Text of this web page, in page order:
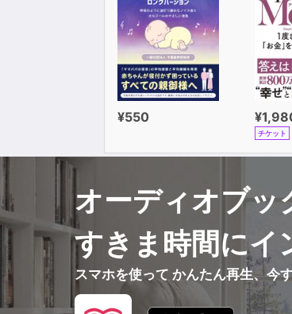
¥550
チケット
オーディオブッ
すきま時間にイ
スマホを使って かんたん再生、今